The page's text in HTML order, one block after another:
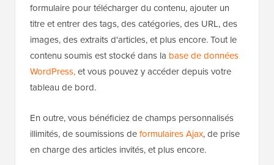
formulaire pour télécharger du contenu, ajouter un
titre et entrer des tags, des catégories, des URL, des
images, des extraits d'articles, et plus encore. Tout le
contenu soumis est stocké dans la base de données
WordPress,et vous pouvez y accéder depuis votre
tableau de bord.
En outre, vous bénéficiez de champs personnalisés
illimités, de soumissions deformulaires Ajax, de prise
en charge des articles invités, et plus encore.